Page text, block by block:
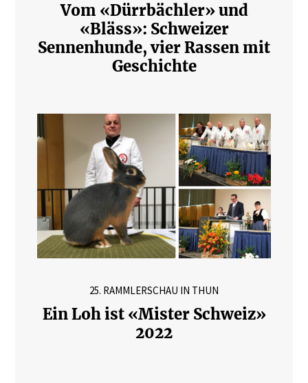
Vom «Dürrbächler» und
«Bläss»: Schweizer
Sennenhunde, vier Rassen mit
Geschichte
25. RAMMLERSCHAU IN THUN
Ein Loh ist «Mister Schweiz»
2022